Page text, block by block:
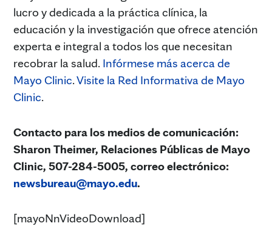
lucro y dedicada a la práctica clínica, la
educación y la investigación que ofrece atención
experta e integral a todos los que necesitan
recobrar la salud. Infórmese más acerca de
Mayo Clinic.Visite la Red Informativa de Mayo
Clinic.
Contacto para los medios de comunicación:
Sharon Theimer, Relaciones Públicas de Mayo
Clinic, 507-284-5005, correo electrónico:
newsbureau@mayo.edu.
[mayoNnVideoDownload]